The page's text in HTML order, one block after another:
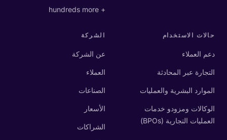
+ hundreds more
حالات الاستخدام
دعم العملاء
التجارة عبر المحادثة
الموارد البشرية والعمليات
الوكالات ومزودو خدمات
العمليات التجارية (BPOs)
الشركة
عن الشركة
العملاء
الصناعات
الأسعار
الشراكات